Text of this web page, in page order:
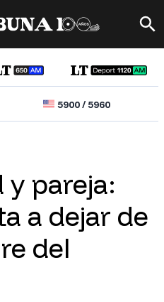
5900/5960
pareja:
a dejar de
del